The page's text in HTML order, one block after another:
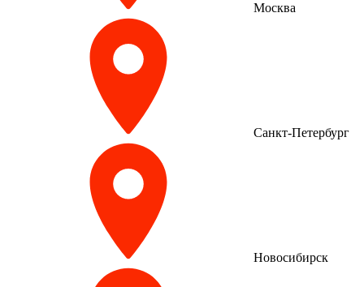
Москва
Санкт-Петербург
Новосибирск